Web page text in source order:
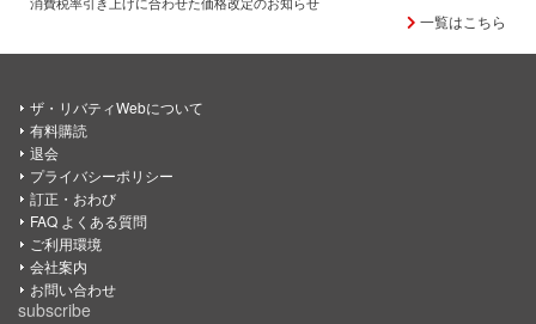
一覧はこちら
ザ・リバティWebについて
有料購読
退会
プライバシーポリシー
訂正・おわび
FAQ よくある質問
ご利用環境
会社案内
お問い合わせ
subscribe